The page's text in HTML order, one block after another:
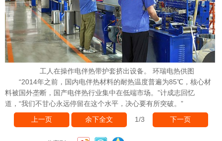
工人在操作电伴热带护套挤出设备。 环瑞电热供图
“2014年之前，国内电伴热材料的耐热温度普遍为85℃，核心材
料被国外垄断，国产电伴热行业集中在低端市场。”计成志回忆
道，“我们不甘心永远停留在这个水平，决心要有所突破。”
上一页 余下全文 1/3 下一页